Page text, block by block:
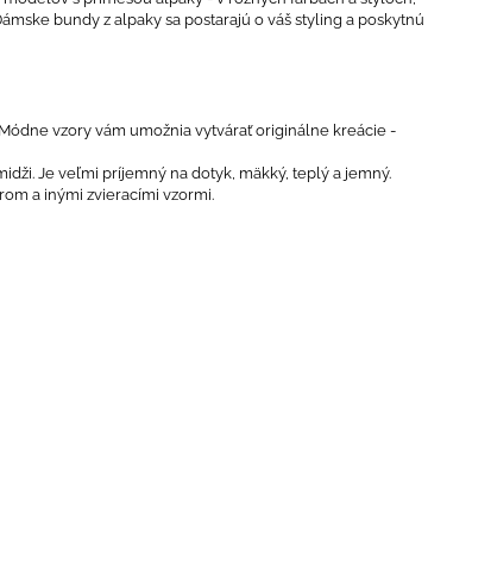
bundy z alpaky sa postarajú o váš styling a poskytnú
vzory vám umožnia vytvárať originálne kreácie -
Je veľmi príjemný na dotyk, mäkký, teplý a jemný.
a inými zvieracími vzormi.